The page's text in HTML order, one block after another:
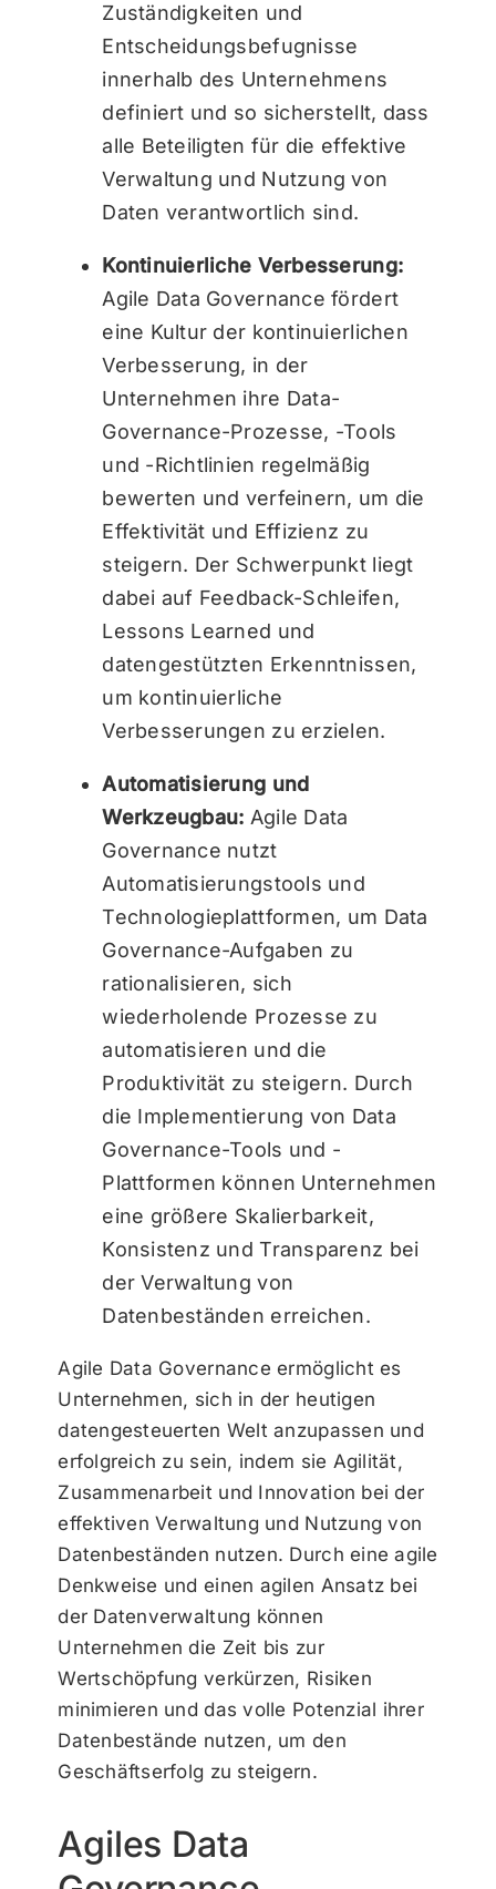
Zuständigkeiten und
Entscheidungsbefugnisse
innerhalb des Unternehmens
definiert und so sicherstellt, dass
alle Beteiligten für die effektive
Verwaltung und Nutzung von
Daten verantwortlich sind.
Kontinuierliche Verbesserung:
Agile Data Governance fördert
eine Kultur der kontinuierlichen
Verbesserung, in der
Unternehmen ihre Data-
Governance-Prozesse, -Tools
und -Richtlinien regelmäßig
bewerten und verfeinern, um die
Effektivität und Effizienz zu
steigern. Der Schwerpunkt liegt
dabei auf Feedback-Schleifen,
Lessons Learned und
datengestützten Erkenntnissen,
um kontinuierliche
Verbesserungen zu erzielen.
Automatisierung und
Werkzeugbau: Agile Data
Governance nutzt
Automatisierungstools und
Technologieplattformen, um Data
Governance-Aufgaben zu
rationalisieren, sich
wiederholende Prozesse zu
automatisieren und die
Produktivität zu steigern. Durch
die Implementierung von Data
Governance-Tools und -
Plattformen können Unternehmen
eine größere Skalierbarkeit,
Konsistenz und Transparenz bei
der Verwaltung von
Datenbeständen erreichen.
Agile Data Governance ermöglicht es
Unternehmen, sich in der heutigen
datengesteuerten Welt anzupassen und
erfolgreich zu sein, indem sie Agilität,
Zusammenarbeit und Innovation bei der
effektiven Verwaltung und Nutzung von
Datenbeständen nutzen. Durch eine agile
Denkweise und einen agilen Ansatz bei
der Datenverwaltung können
Unternehmen die Zeit bis zur
Wertschöpfung verkürzen, Risiken
minimieren und das volle Potenzial ihrer
Datenbestände nutzen, um den
Geschäftserfolg zu steigern.
Agiles Data